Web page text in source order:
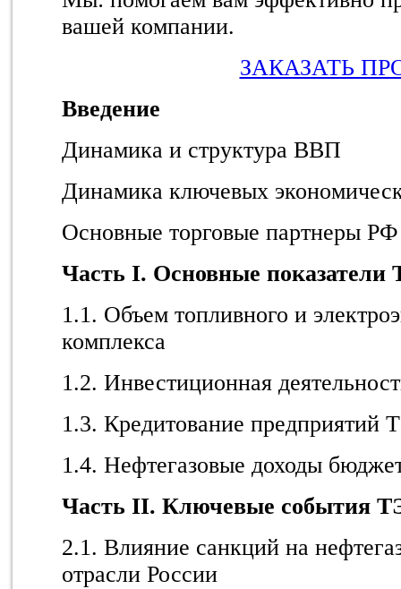
вашей компании.
ЗАКАЗАТЬ
Введение
Динамика и структура ВВП
Динамика ключевых
Основные торговые партнеры РФ
Часть I. Основные показатели
1.1. Объем топливного и
комплекса
1.2. Инвестиционная
1.3. Кредитование предприятий
1.4. Нефтегазовые доходы
Часть II. Ключевые события
2.1. Влияние санкций на
отрасли России